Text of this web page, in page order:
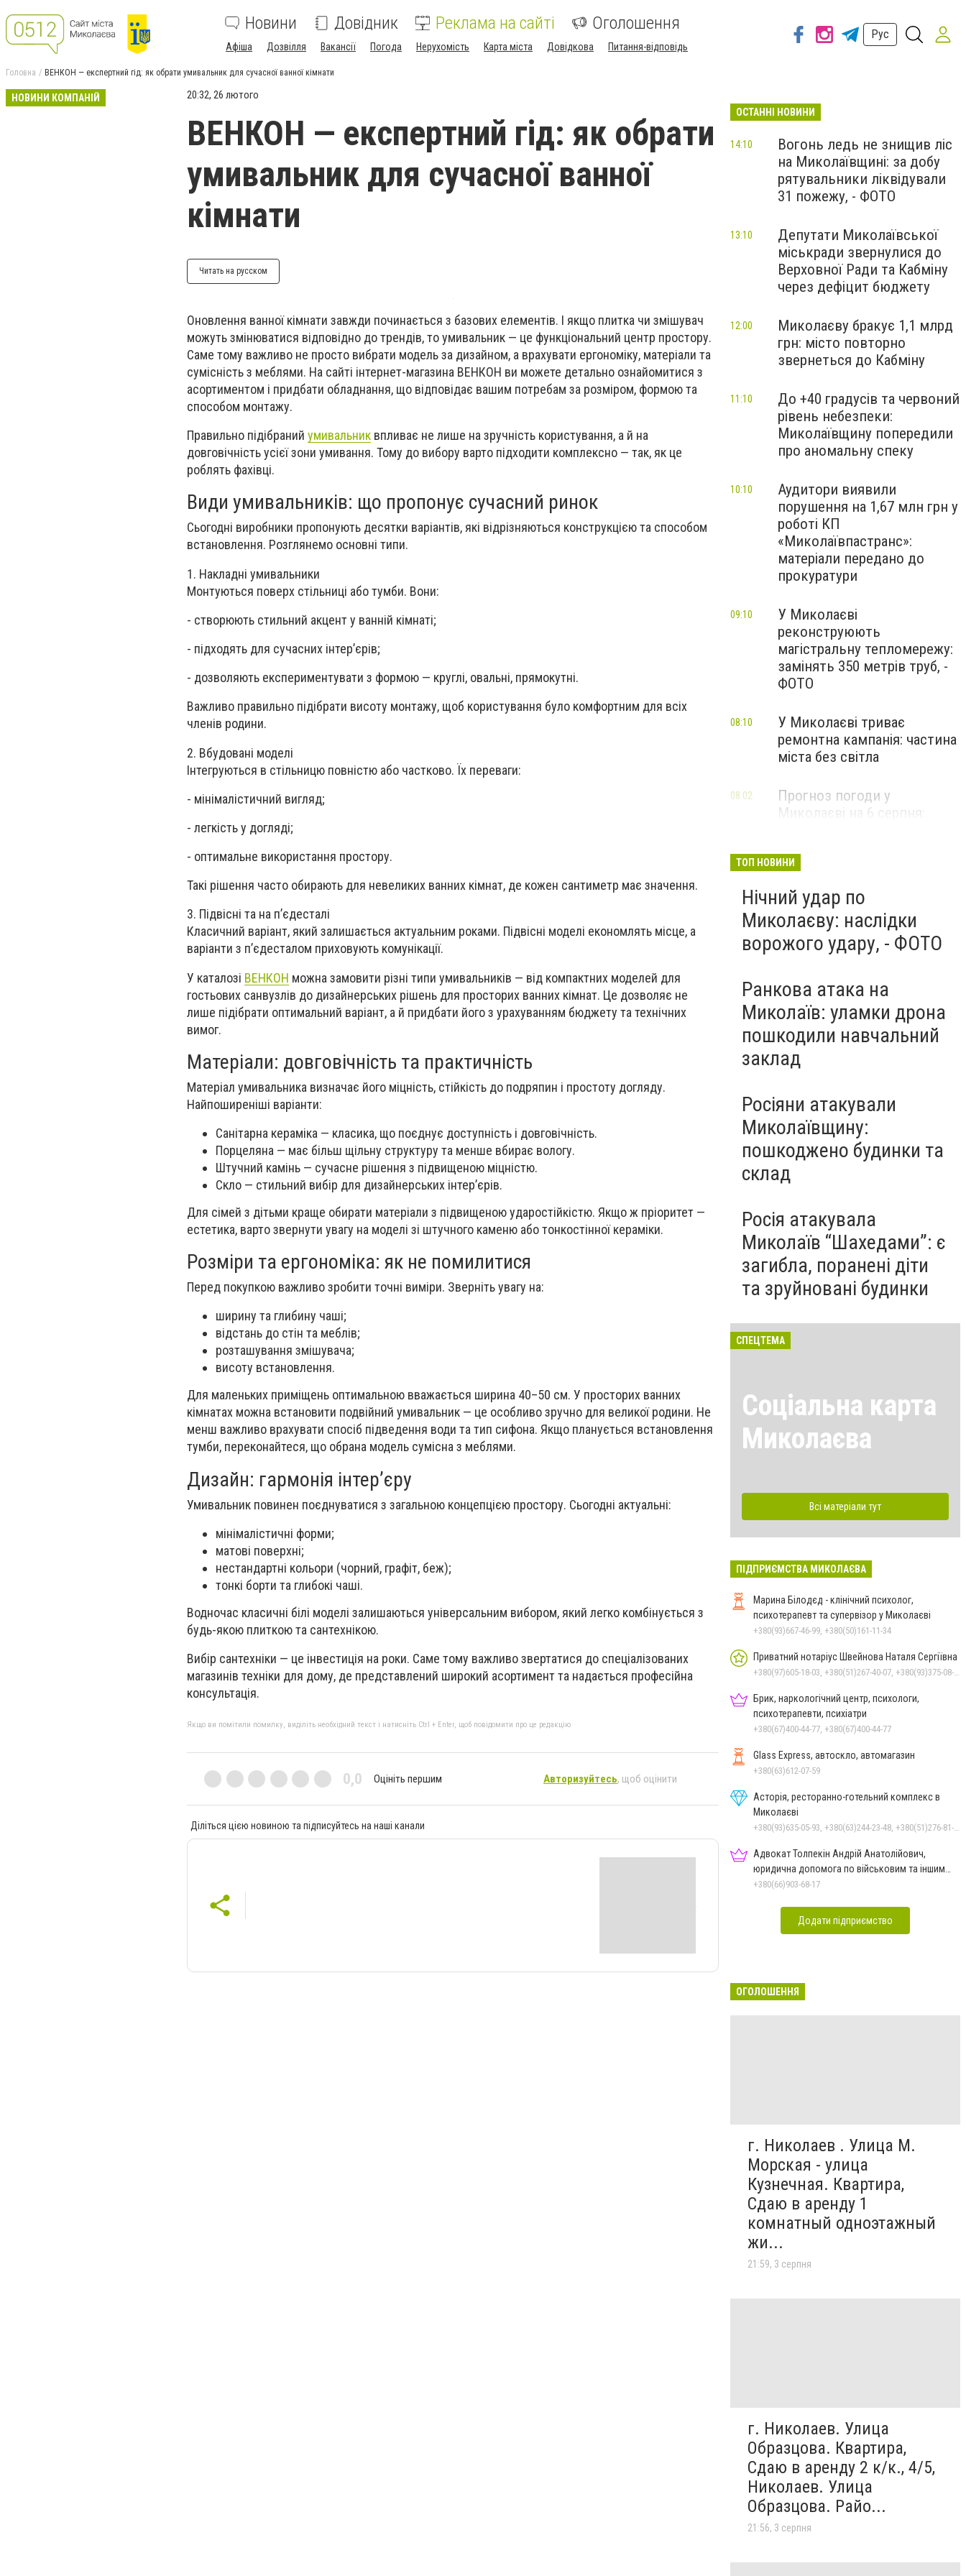
Новини Довідник Реклама на сайті Оголошення
Афіша Дозвілля Вакансії Погода Нерухомість Карта міста Довідкова Питання-відповідь
Рус
Головна ВЕНКОН — експертний гід: як обрати умивальник для сучасної ванної кімнати
НОВИНИ КОМПАНІЙ 20:32, 26 лютого
ВЕНКОН — експертний гід: як обрати
умивальник для сучасної ванної
кімнати
Читать на русском
Оновлення ванної кімнати завжди починається з базових елементів. І якщо плитка чи змішувач
можуть змінюватися відповідно до трендів, то умивальник — це функціональний центр простору.
Саме тому важливо не просто вибрати модель за дизайном, а врахувати ергономіку, матеріали та
сумісність з меблями. На сайті інтернет-магазина ВЕНКОН ви можете детально ознайомитися з
асортиментом і придбати обладнання, що відповідає вашим потребам за розміром, формою та
способом монтажу.
Правильно підібраний умивальник впливає не лише на зручність користування, а й на
довговічність усієї зони умивання. Тому до вибору варто підходити комплексно — так, як це
роблять фахівці.
Види умивальників: що пропонує сучасний ринок
Сьогодні виробники пропонують десятки варіантів, які відрізняються конструкцією та способом
встановлення. Розглянемо основні типи.
1. Накладні умивальники
Монтуються поверх стільниці або тумби. Вони:
- створюють стильний акцент у ванній кімнаті;
- підходять для сучасних інтер’єрів;
- дозволяють експериментувати з формою — круглі, овальні, прямокутні.
Важливо правильно підібрати висоту монтажу, щоб користування було комфортним для всіх
членів родини.
2. Вбудовані моделі
Інтегруються в стільницю повністю або частково. Їх переваги:
- мінімалістичний вигляд;
- легкість у догляді;
- оптимальне використання простору.
Такі рішення часто обирають для невеликих ванних кімнат, де кожен сантиметр має значення.
3. Підвісні та на п’єдесталі
Класичний варіант, який залишається актуальним роками. Підвісні моделі економлять місце, а
варіанти з п’єдесталом приховують комунікації.
У каталозі ВЕНКОН можна замовити різні типи умивальників — від компактних моделей для
гостьових санвузлів до дизайнерських рішень для просторих ванних кімнат. Це дозволяє не
лише підібрати оптимальний варіант, а й придбати його з урахуванням бюджету та технічних
вимог.
Матеріали: довговічність та практичність
Матеріал умивальника визначає його міцність, стійкість до подряпин і простоту догляду.
Найпоширеніші варіанти:
Санітарна кераміка — класика, що поєднує доступність і довговічність.
Порцеляна — має більш щільну структуру та менше вбирає вологу.
Штучний камінь — сучасне рішення з підвищеною міцністю.
Скло — стильний вибір для дизайнерських інтер’єрів.
Для сімей з дітьми краще обирати матеріали з підвищеною ударостійкістю. Якщо ж пріоритет —
естетика, варто звернути увагу на моделі зі штучного каменю або тонкостінної кераміки.
Розміри та ергономіка: як не помилитися
Перед покупкою важливо зробити точні виміри. Зверніть увагу на:
ширину та глибину чаші;
відстань до стін та меблів;
розташування змішувача;
висоту встановлення.
Для маленьких приміщень оптимальною вважається ширина 40–50 см. У просторих ванних
кімнатах можна встановити подвійний умивальник — це особливо зручно для великої родини. Не
менш важливо врахувати спосіб підведення води та тип сифона. Якщо планується встановлення
тумби, переконайтеся, що обрана модель сумісна з меблями.
Дизайн: гармонія інтер’єру
Умивальник повинен поєднуватися з загальною концепцією простору. Сьогодні актуальні:
мінімалістичні форми;
матові поверхні;
нестандартні кольори (чорний, графіт, беж);
тонкі борти та глибокі чаші.
Водночас класичні білі моделі залишаються універсальним вибором, який легко комбінується з
будь-якою плиткою та сантехнікою.
Вибір сантехніки — це інвестиція на роки. Саме тому важливо звертатися до спеціалізованих
магазинів техніки для дому, де представлений широкий асортимент та надається професійна
консультація.
Якщо ви помітили помилку, виділіть необхідний текст і натисніть Ctrl + Enter, щоб повідомити про це редакцію
0,0 Оцініть першим Авторизуйтесь, щоб оцінити
Діліться цією новиною та підписуйтесь на наші канали
ОСТАННІ НОВИНИ
Вогонь ледь не знищив ліс
на Миколаївщині: за добу
рятувальники ліквідували
31 пожежу, - ФОТО
14:10
Депутати Миколаївської
міськради звернулися до
Верховної Ради та Кабміну
через дефіцит бюджету
13:10
Миколаєву бракує 1,1 млрд
грн: місто повторно
звернеться до Кабміну
12:00
До +40 градусів та червоний
рівень небезпеки:
Миколаївщину попередили
про аномальну спеку
11:10
Аудитори виявили
порушення на 1,67 млн грн у
роботі КП
«Миколаївпастранс»:
матеріали передано до
прокуратури
10:10
У Миколаєві
реконструюють
магістральну тепломережу:
замінять 350 метрів труб, -
ФОТО
09:10
У Миколаєві триває
ремонтна кампанія: частина
міста без світла
08:10
Прогноз погоди у
Миколаєві на 6 серпня:
08:02
ТОП НОВИНИ
Нічний удар по
Миколаєву: наслідки
ворожого удару, - ФОТО
Ранкова атака на
Миколаїв: уламки дрона
пошкодили навчальний
заклад
Росіяни атакували
Миколаївщину:
пошкоджено будинки та
склад
Росія атакувала
Миколаїв “Шахедами”: є
загибла, поранені діти
та зруйновані будинки
СПЕЦТЕМА
Соціальна карта
Миколаєва
Всі матеріали тут
ПІДПРИЄМСТВА МИКОЛАЄВА
Марина Білодєд - клінічний психолог,
психотерапевт та супервізор у Миколаєві
+380(93)667-46-99, +380(50)161-11-34
Приватний нотаріус Швейнова Наталя Сергіївна
Брик, наркологічний центр, психологи,
психотерапевти, психіатри
+380(67)400-44-77, +380(67)400-44-77
Glass Express, автоскло, автомагазин
+380(63)612-07-59
Асторія, ресторанно-готельний комплекс в
Миколаєві
Адвокат Толпекін Андрій Анатолійович,
юридична допомога по військовим та іншим
справам
+380(66)903-68-17
Додати підприємство
ОГОЛОШЕННЯ
г. Николаев . Улица М.
Морская - улица
Кузнечная. Квартира,
Сдаю в аренду 1
комнатный одноэтажный
жи...
21:59, 3 серпня
г. Николаев. Улица
Образцова. Квартира,
Сдаю в аренду 2 к/к., 4/5,
Николаев. Улица
Образцова. Райо...
21:56, 3 серпня